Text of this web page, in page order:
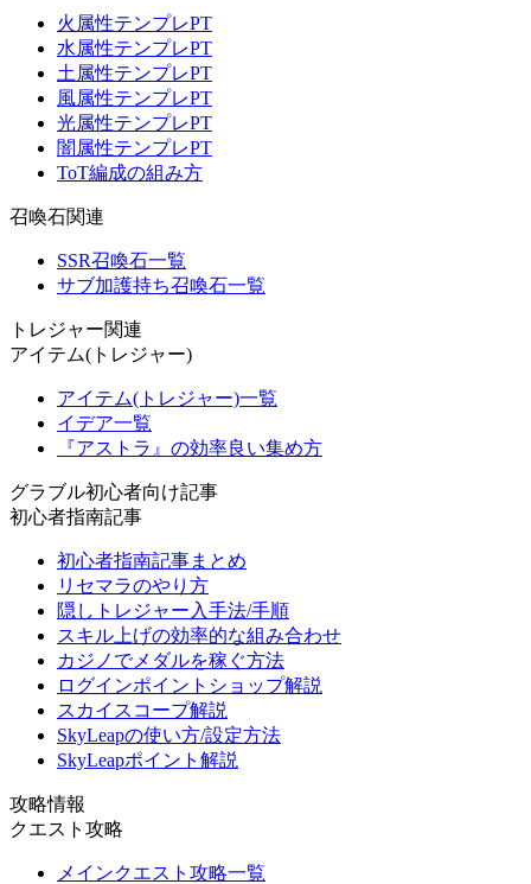
火属性テンプレPT
水属性テンプレPT
土属性テンプレPT
風属性テンプレPT
光属性テンプレPT
闇属性テンプレPT
ToT編成の組み方
召喚石関連
SSR召喚石一覧
サブ加護持ち召喚石一覧
トレジャー関連
アイテム(トレジャー)
アイテム(トレジャー)一覧
イデア一覧
『アストラ』の効率良い集め方
グラブル初心者向け記事
初心者指南記事
初心者指南記事まとめ
リセマラのやり方
隠しトレジャー入手法/手順
スキル上げの効率的な組み合わせ
カジノでメダルを稼ぐ方法
ログインポイントショップ解説
スカイスコープ解説
SkyLeapの使い方/設定方法
SkyLeapポイント解説
攻略情報
クエスト攻略
メインクエスト攻略一覧